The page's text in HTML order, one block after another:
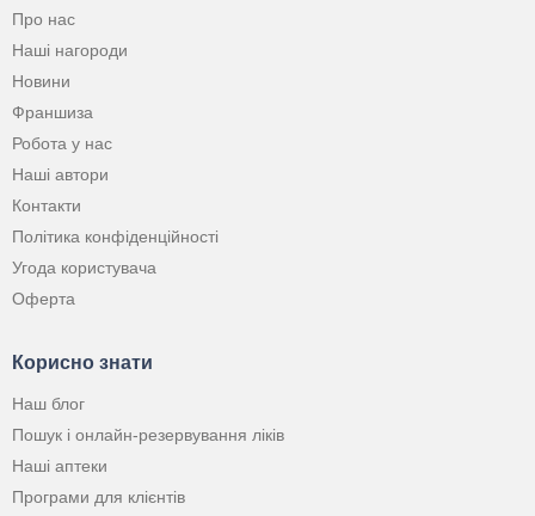
Про нас
Наші нагороди
Новини
Франшиза
Робота у нас
Наші автори
Контакти
Політика конфіденційності
Угода користувача
Оферта
Корисно знати
Наш блог
Пошук і онлайн-резервування ліків
Наші аптеки
Програми для клієнтів